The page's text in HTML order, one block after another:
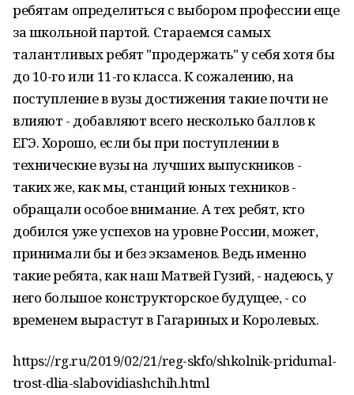
ребятам определиться с выбором профессии еще
за школьной партой. Стараемся самых
талантливых ребят "продержать" у себя хотя бы
до 10-го или 11-го класса. К сожалению, на
поступление в вузы достижения такие почти не
влияют - добавляют всего несколько баллов к
ЕГЭ. Хорошо, если бы при поступлении в
технические вузы на лучших выпускников -
таких же, как мы, станций юных техников -
обращали особое внимание. А тех ребят, кто
добился уже успехов на уровне России, может,
принимали бы и без экзаменов. Ведь именно
такие ребята, как наш Матвей Гузий, - надеюсь, у
него большое конструкторское будущее, - со
временем вырастут в Гагариных и Королевых.
https://rg.ru/2019/02/21/reg-skfo/shkolnik-pridumal-
trost-dlia-slabovidiashchih.html